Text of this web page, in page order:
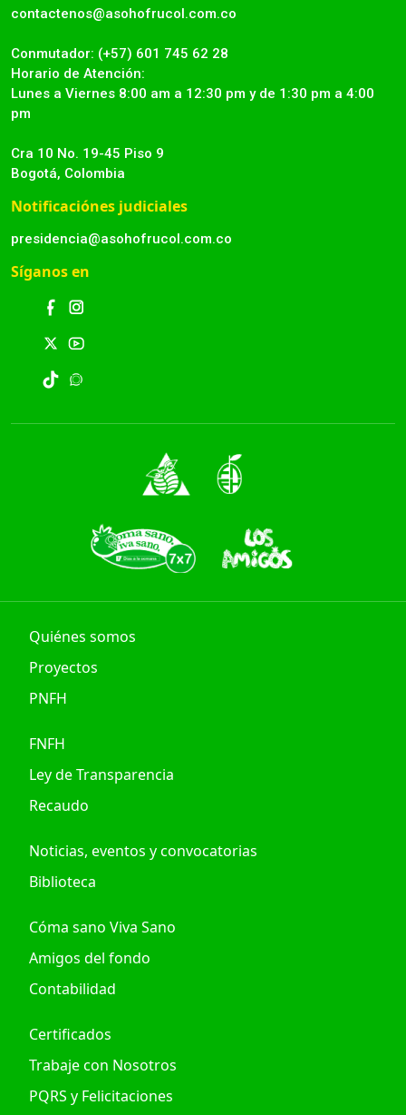
contactenos@asohofrucol.com.co
Conmutador: (+57) 601 745 62 28
Horario de Atención:
Lunes a Viernes 8:00 am a 12:30 pm y de 1:30 pm a 4:00
pm
Cra 10 No. 19-45 Piso 9
Bogotá, Colombia
Notificaciónes judiciales
presidencia@asohofrucol.com.co
Síganos en
Quiénes somos
Proyectos
PNFH
FNFH
Ley de Transparencia
Recaudo
Noticias, eventos y convocatorias
Biblioteca
Cóma sano Viva Sano
Amigos del fondo
Contabilidad
Certificados
Trabaje con Nosotros
PQRS y Felicitaciones